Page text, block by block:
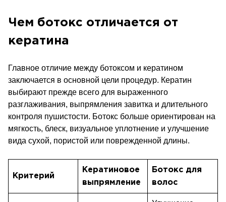
Чем ботокс отличается от
кератина
Главное отличие между ботоксом и кератином
заключается в основной цели процедур. Кератин
выбирают прежде всего для выраженного
разглаживания, выпрямления завитка и длительного
контроля пушистости. Ботокс больше ориентирован на
мягкость, блеск, визуальное уплотнение и улучшение
вида сухой, пористой или поврежденной длины.
Критерий
Кератиновое
выпрямление
Ботокс для
волос